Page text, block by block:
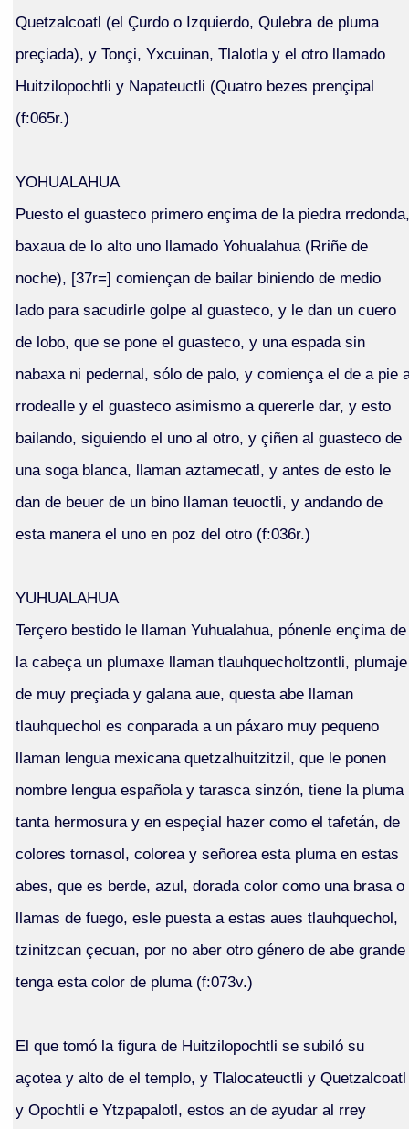
Quetzalcoatl (el Çurdo o Izquierdo, Qulebra de pluma
preçiada), y Tonçi, Yxcuinan, Tlalotla y el otro llamado
Huitzilopochtli y Napateuctli (Quatro bezes prençipal
(f:065r.)
YOHUALAHUA
Puesto el guasteco primero ençima de la piedra rredonda,
baxaua de lo alto uno llamado Yohualahua (Rriñe de
noche), [37r=] comiençan de bailar biniendo de medio
lado para sacudirle golpe al guasteco, y le dan un cuero
de lobo, que se pone el guasteco, y una espada sin
nabaxa ni pedernal, sólo de palo, y comiença el de a pie
rrodealle y el guasteco asimismo a quererle dar, y esto
bailando, siguiendo el uno al otro, y çiñen al guasteco de
una soga blanca, llaman aztamecatl, y antes de esto le
dan de beuer de un bino llaman teuoctli, y andando de
esta manera el uno en poz del otro (f:036r.)
YUHUALAHUA
Terçero bestido le llaman Yuhualahua, pónenle ençima de
la cabeça un plumaxe llaman tlauhquecholtzontli, plumaje
de muy preçiada y galana aue, questa abe llaman
tlauhquechol es conparada a un páxaro muy pequeno
llaman lengua mexicana quetzalhuitzitzil, que le ponen
nombre lengua española y tarasca sinzón, tiene la pluma
tanta hermosura y en espeçial hazer como el tafetán, de
colores tornasol, colorea y señorea esta pluma en estas
abes, que es berde, azul, dorada color como una brasa o
llamas de fuego, esle puesta a estas aues tlauhquechol,
tzinitzcan çecuan, por no aber otro género de abe grande
tenga esta color de pluma (f:073v.)
El que tomó la figura de Huitzilopochtli se subiló su
açotea y alto de el templo, y Tlalocateuctli y Quetzalcoatl
y Opochtli e Ytzpapalotl, estos an de ayudar al rrey